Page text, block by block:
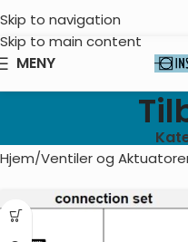
Skip to navigation
Skip to main content
MENY
Hjem Ventiler og